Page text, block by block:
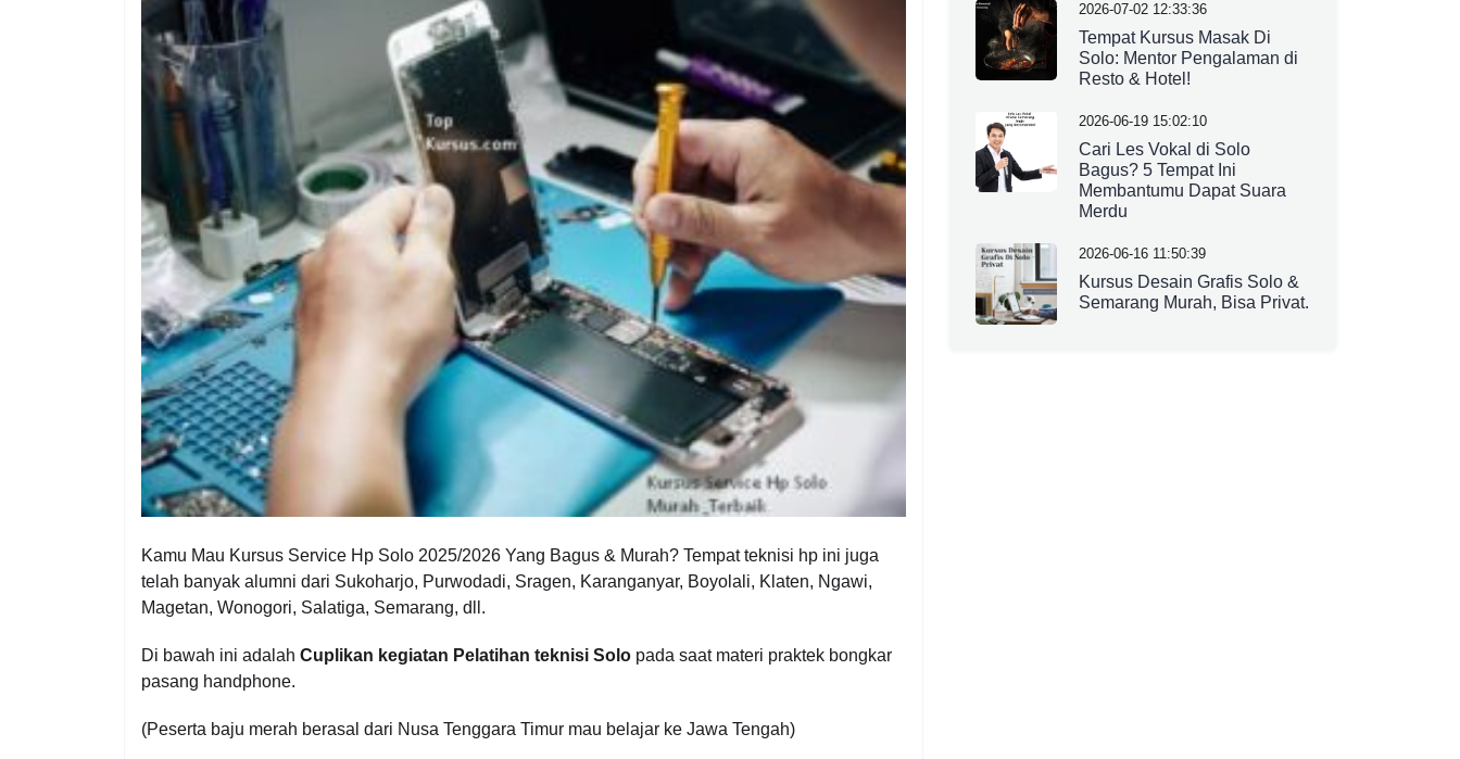
Kamu Mau Kursus Service Hp Solo 2025/2026 Yang Bagus & Murah? Tempat teknisi hp ini juga
telah banyak alumni dari Sukoharjo, Purwodadi, Sragen, Karanganyar, Boyolali, Klaten, Ngawi,
Magetan, Wonogori, Salatiga, Semarang, dll.
Di bawah ini adalah Cuplikan kegiatan Pelatihan teknisi Solo pada saat materi praktek bongkar
pasang handphone.
(Peserta baju merah berasal dari Nusa Tenggara Timur mau belajar ke Jawa Tengah)
2026-07-02 12:33:36
Tempat Kursus Masak Di
Solo: Mentor Pengalaman di
Resto & Hotel!
2026-06-19 15:02:10
Cari Les Vokal di Solo
Bagus? 5 Tempat Ini
Membantumu Dapat Suara
Merdu
2026-06-16 11:50:39
Kursus Desain Grafis Solo &
Semarang Murah, Bisa Privat.